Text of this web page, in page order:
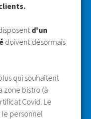
d'un
doivent désormais
qui souhaitent
zone bistro (à
Covid. Le
personnel